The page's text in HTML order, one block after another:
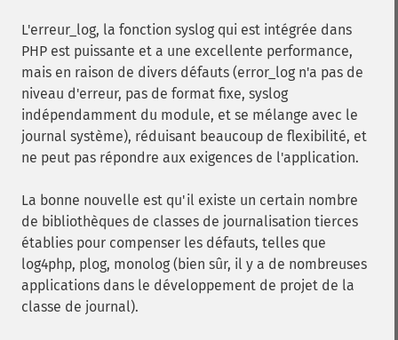
L'erreur_log, la fonction syslog qui est intégrée dans
PHP est puissante et a une excellente performance,
mais en raison de divers défauts (error_log n'a pas de
niveau d'erreur, pas de format fixe, syslog
indépendamment du module, et se mélange avec le
journal système), réduisant beaucoup de flexibilité, et
ne peut pas répondre aux exigences de l'application.
La bonne nouvelle est qu'il existe un certain nombre
de bibliothèques de classes de journalisation tierces
établies pour compenser les défauts, telles que
log4php, plog, monolog (bien sûr, il y a de nombreuses
applications dans le développement de projet de la
classe de journal).